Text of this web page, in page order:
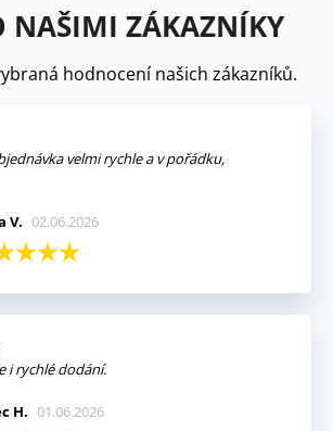
NAŠIMI ZÁKAZNÍKY
hodnocení našich zákazníků.
velmi rychle a v pořádku,
V. 02.06.2026
i rychlé dodání.
H. 01.06.2026